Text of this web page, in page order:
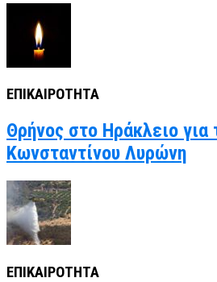
ΕΠΙΚΑΙΡΟΤΗΤΑ
Θρήνος στο Ηράκλειο για
Κωνσταντίνου Λυρώνη
ΕΠΙΚΑΙΡΟΤΗΤΑ